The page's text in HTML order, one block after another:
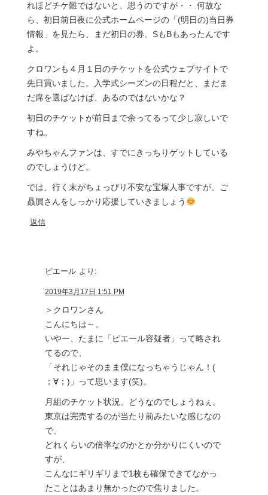
れほどチケ難ではないと、思うのですが・・.何故な
ら、初日前日夜に公式ホームページの「(明日の)当日券
情報」を見たら、まだ初日の券、SもBもあったんです
よ。
クロワンも４月１日のチケットを公式ウェブサイトで
先日買いました。入学式シーズンの日程だと、まだま
だ席を選ばなけば、あるのではないかな？
初日のチケットが前日まで余ってるって少し寂しいで
すね。
みやちゃんファンは、すでにきっちりゲットしている
のでしょうけど。
では、行く末がちょっぴり不安な宝塚人事ですが、ご
贔屓さんをしっかり応援していきましょう
返信
ピエール より:
2019年3月17日 1:51 PM
＞クロワンさん
こんにちは～。
いやー、たまに「ピエール容疑者」って略され
てるので、
「それじゃそのまま僕になっちゃうじゃん！(
；∀；)」って思います(笑)。
月組のチケット状況、どうなのでしょうねぇ。
東京は完売するのが当たり前みたいな感じなの
で、
どれくらいの倍率なのかとか分かりにくいので
すが、
こんなにギリギリまで1枚も確保できてなかっ
たことはあまり無かったので焦りました。